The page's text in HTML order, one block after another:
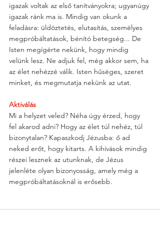
igazak voltak az első tanítványokra; ugyanúgy
igazak ránk ma is. Mindig van okunk a
feladásra: üldöztetés, elutasítás, személyes
megpróbáltatások, bénító betegség... De
Isten megígérte nekünk, hogy mindig
velünk lesz. Ne adjuk fel, még akkor sem, ha
az élet nehézzé válik. Isten hűséges, szeret
minket, és megmutatja nekünk az utat.
Aktiválás
Mi a helyzet veled? Néha úgy érzed, hogy
fel akarod adni? Hogy az élet túl nehéz, túl
bizonytalan? Kapaszkodj Jézusba: ő ad
neked erőt, hogy kitarts. A kihívások mindig
részei lesznek az utunknak, de Jézus
jelenléte olyan bizonyosság, amely még a
megpróbáltatásoknál is erősebb.